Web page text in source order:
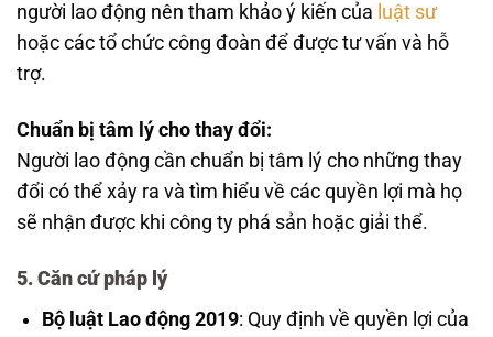
người lao động nên tham khảo ý kiến của luật sư
hoặc các tổ chức công đoàn để được tư vấn và hỗ
trợ.
Chuẩn bị tâm lý cho thay đổi:
Người lao động cần chuẩn bị tâm lý cho những thay
đổi có thể xảy ra và tìm hiểu về các quyền lợi mà họ
sẽ nhận được khi công ty phá sản hoặc giải thể.
5. Căn cứ pháp lý
Bộ luật Lao động 2019: Quy định về quyền lợi của